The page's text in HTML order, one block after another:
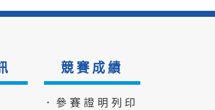
競賽成績
．參賽證明列印